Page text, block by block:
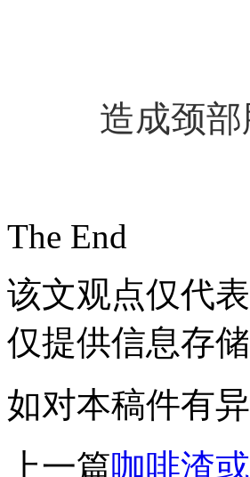
造成颈
The End
该文观点仅代
仅提供信息存
如对本稿件有
上一篇咖啡渣